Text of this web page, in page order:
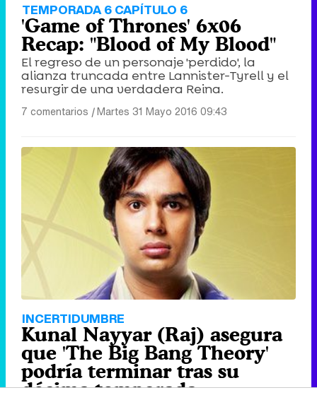
TEMPORADA 6 CAPÍTULO 6
'Game of Thrones' 6x06
Recap: "Blood of My Blood"
El regreso de un personaje 'perdido', la
alianza truncada entre Lannister-Tyrell y el
resurgir de una verdadera Reina.
7 comentarios |Martes 31 Mayo 2016 09:43
INCERTIDUMBRE
Kunal Nayyar (Raj) asegura
que 'The Big Bang Theory'
podría terminar tras su
décima temporada